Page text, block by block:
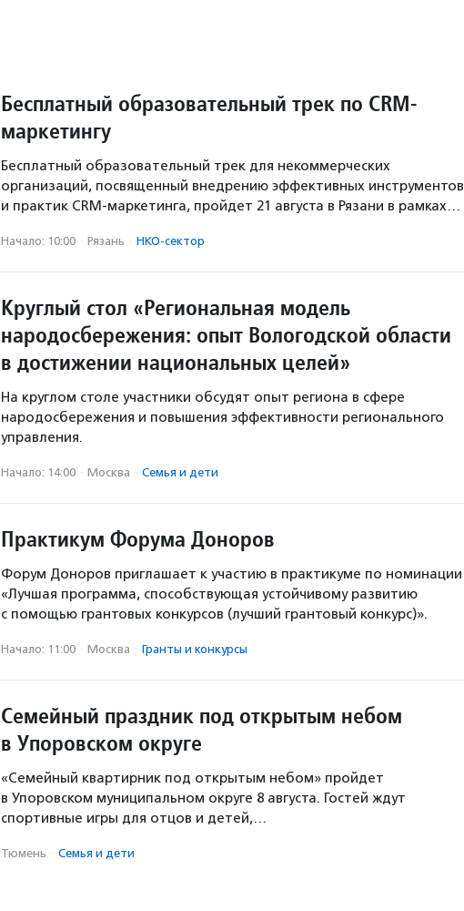
Бесплатный образовательный трек по CRM-
маркетингу
Бесплатный образовательный трек для некоммерческих
организаций, посвященный внедрению эффективных инструментов
и практик CRM-маркетинга, пройдет 21 августа в Рязани в рамках…
Начало: 10:00 · Рязань · НКО-сектор
Круглый стол «Региональная модель
народосбережения: опыт Вологодской области
в достижении национальных целей»
На круглом столе участники обсудят опыт региона в сфере
народосбережения и повышения эффективности регионального
управления.
Начало: 14:00 · Москва · Семья и дети
Практикум Форума Доноров
Форум Доноров приглашает к участию в практикуме по номинации
«Лучшая программа, способствующая устойчивому развитию
с помощью грантовых конкурсов (лучший грантовый конкурс)».
Начало: 11:00 · Москва · Гранты и конкурсы
Семейный праздник под открытым небом
в Упоровском округе
«Семейный квартирник под открытым небом» пройдет
в Упоровском муниципальном округе 8 августа. Гостей ждут
спортивные игры для отцов и детей,…
Тюмень · Семья и дети